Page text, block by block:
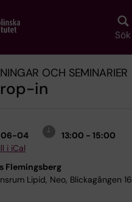
Sök
OCH SEMINARIER
in
04
13:00 - 15:00
i iCal
Flemingsberg
Lipid, Neo, Blickagången 16